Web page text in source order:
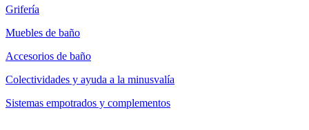
Grifería
Muebles de baño
Accesorios de baño
Colectividades y ayuda a la minusvalía
Sistemas empotrados y complementos